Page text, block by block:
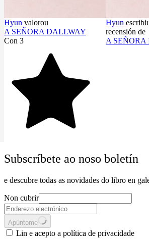
Hyun valorou
A SEÑORA DALLWAY
Con 3
Hyun
recensión de
A
Subscríbete ao noso boletín
e descubre todas as novidades do libro en
Non cubrir
Apúntome
Lin e acepto a política de privacidade